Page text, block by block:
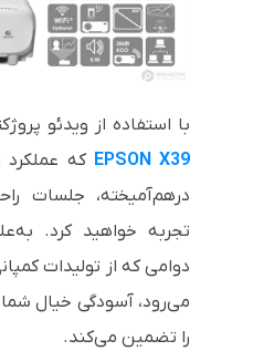
با استفاده از ویدئو
X39
EPSON
که عملکرد
درهم‌آمیخته، جلسات
تجربه خواهید کرد.
دوامی که از تولیدات
می‌رود، آسودگی خیال شما
را تضمین می‌کند.